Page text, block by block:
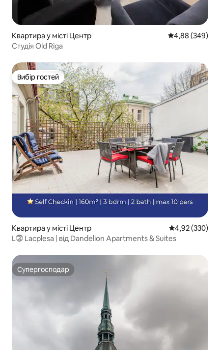
Квартира у місті Центр Середня
4,88 (349)
Студія Old Riga
Вибір гостей
Вибір гостей
Квартира у місті Центр Середня
4,92 (330)
L⓷ Lacplesa | від Dandelion Apartments & Suites
Супергосподар
Супергосподар